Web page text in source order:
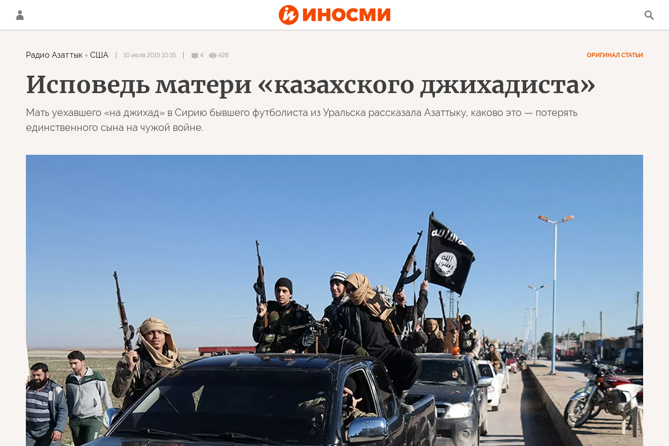
Радио Азаттык США 10 июля 2015 10:35 4 428 ОРИГИНАЛ СТАТЬИ
Исповедь матери «казахского джихадиста»
Мать уехавшего «на джихад» в Сирию бывшего футболиста из Уральска рассказала Азаттыку, каково это — потерять
единственного сына на чужой войне.